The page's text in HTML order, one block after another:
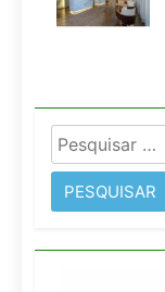
Pesquisar
por: